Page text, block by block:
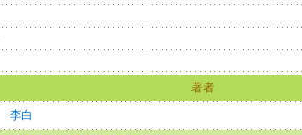
著者
李白